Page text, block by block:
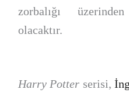
zorbalığı
olacaktır.
Harry Potter serisi,